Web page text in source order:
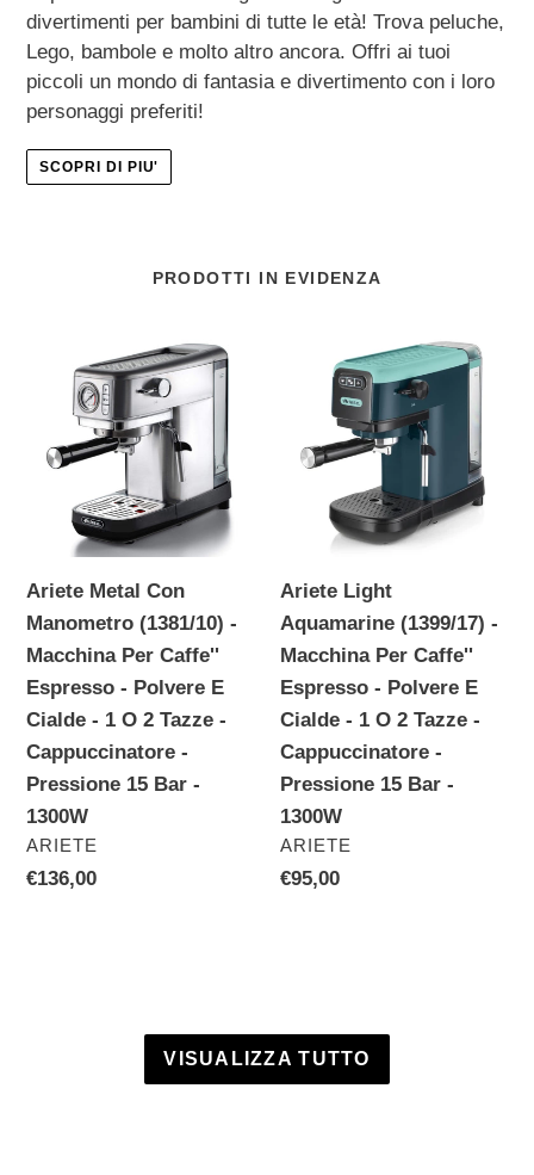
divertimenti per bambini di tutte le età! Trova peluche,
Lego, bambole e molto altro ancora. Offri ai tuoi
piccoli un mondo di fantasia e divertimento con i loro
personaggi preferiti!
SCOPRI DI PIU'
PRODOTTI IN EVIDENZA
Metal
Manometro
(1381/10)
Macchina
Caffe''
Espresso
-
Polvere
E
Cialde
-
1
O
2
Ariete Metal Con
Manometro (1381/10) -
Macchina Per Caffe''
Espresso - Polvere E
Cialde - 1 O 2 Tazze -
Cappuccinatore -
Pressione 15 Bar -
1300W
VENDITORE
ARIETE
Prezzo
€136,00
Aquamarine
(1399/17)
Macchina
Espresso
-
Polvere
E
Cialde
-
1
O
2
Tazze
15
Bar
Ariete Light
Aquamarine (1399/17) -
Macchina Per Caffe''
Espresso - Polvere E
Cialde - 1 O 2 Tazze -
Cappuccinatore -
Pressione 15 Bar -
1300W
VENDITORE
ARIETE
Prezzo
€95,00
VISUALIZZA TUTTO